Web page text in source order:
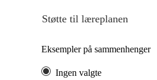
Støtte til læreplanen
Eksempler på sammenhenger
Ingen valgte